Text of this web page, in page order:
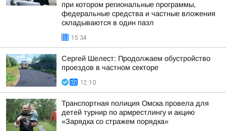
при котором региональные программы,
федеральные средства и частные вложения
складываются в один пазл
15:34
Сергей Шелест: Продолжаем обустройство
проездов в частном секторе
12:10
Транспортная полиция Омска провела для
детей турнир по армрестлингу и акцию
«Зарядка со стражем порядка»